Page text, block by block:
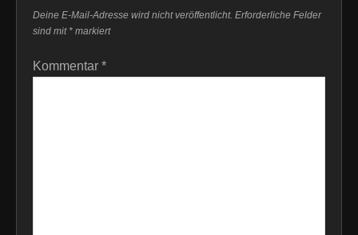
Deine E-Mail-Adresse wird nicht veröffentlicht. Erforderliche Felder
sind mit * markiert
Kommentar *